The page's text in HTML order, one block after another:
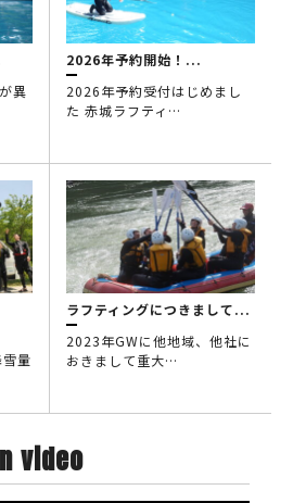
異
2026年予約開始！...
2026年予約受付はじめまし
た 赤城ラフティ…
量
ラフティングにつきまして...
2023年GWに他地域、他社に
おきまして重大…
video